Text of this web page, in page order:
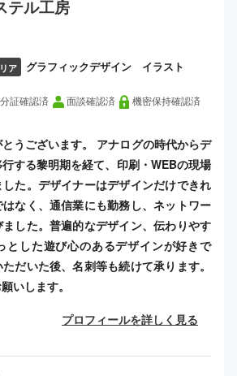
テル工房
ア グラフィックデザイン イラスト
証確認済 面談確認済 機密保持確認済
うございます。 アナログの時代からデ
する黎明期を経て、印刷・WEBの現場
た。デザイナーはデザインだけできれ
なく、通信業にも勤務し、ネットワー
した。普遍的なデザイン、伝わりやす
とした遊び心のあるデザインが好きで
だいた後、名刺等も続けて承ります。
いします。
プロフィールを詳しく見る